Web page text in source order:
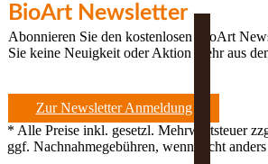
BioArt Newsletter
Abonnieren Sie den kostenlosen BioArt
Sie keine Neuigkeit oder Aktion mehr aus
Zur Newsletter Anmeldung
* Alle Preise inkl. gesetzl. Mehrwertsteuer
ggf. Nachnahmegebühren, wenn nicht